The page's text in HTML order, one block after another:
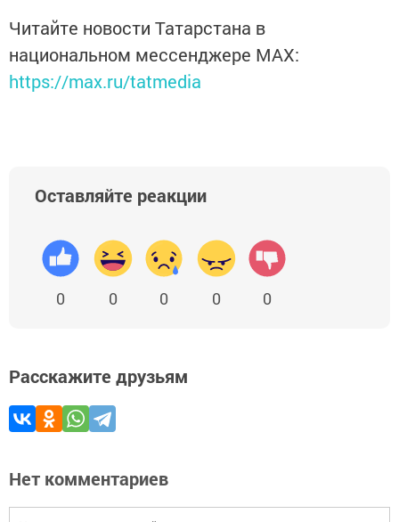
Читайте новости Татарстана в
национальном мессенджере MАХ:
https://max.ru/tatmedia
Оставляйте реакции
0 0 0 0 0
Расскажите друзьям
Нет комментариев